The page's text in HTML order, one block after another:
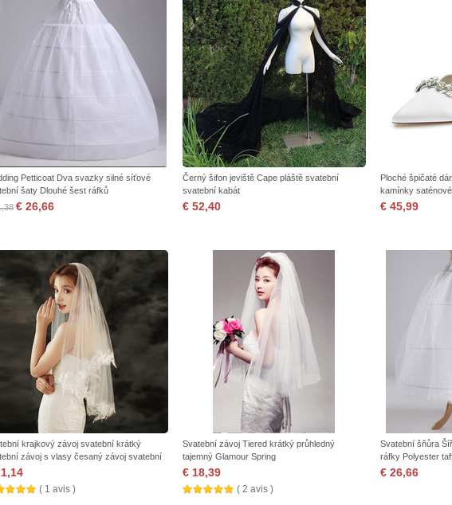
Petticoat Dva svazky silné síťové
šaty Dlouhé šest ráfků
€ 26,66
Černý šifon jeviště Cape pláště svatební
svatební kabát
€ 52,40
Ploché špičaté
kamínky
€ 45,99
krajkový závoj svatební krátký
závoj s vlasy česaný závoj svatební
( 1 avis )
Svatební závoj Tiered krátký průhledný
tajemný Glamour Spring
€ 18,39
( 2 avis )
Svatební šňůra
ráfky Polyester
€ 26,66